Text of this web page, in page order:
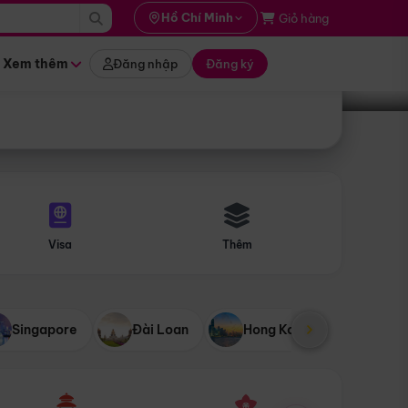
Hồ Chí Minh Giỏ hàng
Xem thêm Đăng nhập Đăng ký
Tìm tour
Visa Thêm
Singapore Đài Loan Hong Kong